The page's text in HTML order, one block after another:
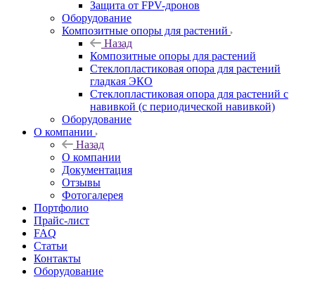
Защита от FPV-дронов
Оборудование
Композитные опоры для растений
Назад
Композитные опоры для растений
Стеклопластиковая опора для растений
гладкая ЭКО
Стеклопластиковая опора для растений с
навивкой (с периодической навивкой)
Оборудование
О компании
Назад
О компании
Документация
Отзывы
Фотогалерея
Портфолио
Прайс-лист
FAQ
Статьи
Контакты
Оборудование